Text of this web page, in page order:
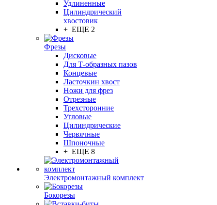
Удлиненные
Цилиндрический
хвостовик
+ ЕЩЕ 2
Фрезы
Дисковые
Для Т-образных пазов
Концевые
Ласточкин хвост
Ножи для фрез
Отрезные
Трехсторонние
Угловые
Цилиндрические
Червячные
Шпоночные
+ ЕЩЕ 8
Электромонтажный комплект
Бокорезы